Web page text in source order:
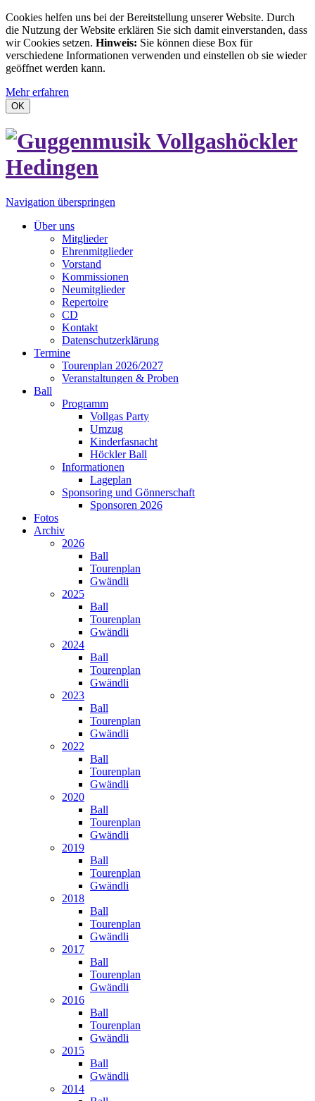
Cookies helfen uns bei der Bereitstellung unserer Website. Durch
die Nutzung der Website erklären Sie sich damit einverstanden, dass
wir Cookies setzen. Hinweis: Sie können diese Box für
verschiedene Informationen verwenden und einstellen ob sie wieder
geöffnet werden kann.
Mehr erfahren
OK
Navigation überspringen
Über uns
Mitglieder
Ehrenmitglieder
Vorstand
Kommissionen
Neumitglieder
Repertoire
CD
Kontakt
Datenschutzerklärung
Termine
Tourenplan 2026/2027
Veranstaltungen & Proben
Ball
Programm
Vollgas Party
Umzug
Kinderfasnacht
Höckler Ball
Informationen
Lageplan
Sponsoring und Gönnerschaft
Sponsoren 2026
Fotos
Archiv
2026
Ball
Tourenplan
Gwändli
2025
Ball
Tourenplan
Gwändli
2024
Ball
Tourenplan
Gwändli
2023
Ball
Tourenplan
Gwändli
2022
Ball
Tourenplan
Gwändli
2020
Ball
Tourenplan
Gwändli
2019
Ball
Tourenplan
Gwändli
2018
Ball
Tourenplan
Gwändli
2017
Ball
Tourenplan
Gwändli
2016
Ball
Tourenplan
Gwändli
2015
Ball
Gwändli
2014